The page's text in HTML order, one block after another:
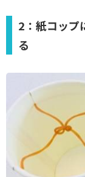
2：紙コップ
る